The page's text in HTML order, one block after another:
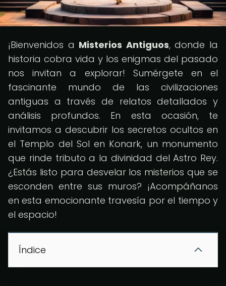
¡Bienvenidos a Misterios Antiguos, donde la
historia cobra vida y los enigmas del pasado
nos invitan a explorar! Sumérgete en el
fascinante mundo de las civilizaciones
antiguas a través de relatos detallados y
análisis profundos. En esta ocasión, te
invitamos a descubrir los secretos ocultos en
el Templo del Sol en Konark, un monumento
que rinde tributo a la divinidad del Astro Rey.
¿Estás listo para desvelar los misterios que se
esconden entre sus muros? ¡Acompáñanos
en esta emocionante travesía por el tiempo y
el espacio!
Índice